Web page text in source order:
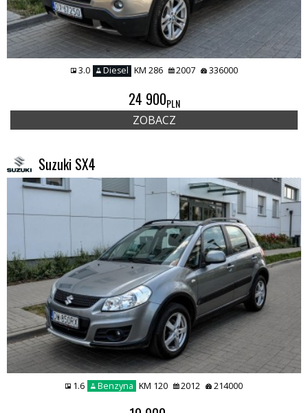
3.0 Diesel KM 286 2007 336000
24 900PLN
ZOBACZ
Suzuki SX4
1.6 Benzyna KM 120 2012 214000